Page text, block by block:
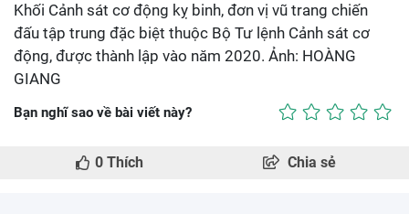
Khối Cảnh sát cơ động kỵ binh, đơn vị vũ trang chiến
đấu tập trung đặc biệt thuộc Bộ Tư lệnh Cảnh sát cơ
động, được thành lập vào năm 2020. Ảnh: HOÀNG
GIANG
Bạn nghĩ sao về bài viết này?
0 Thích Chia sẻ